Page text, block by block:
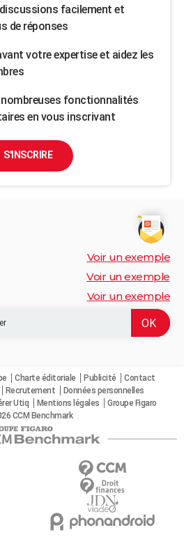
facilement et
de réponses
votre expertise et aidez les
fonctionnalités
en vous inscrivant
S'INSCRIRE
Voir un exemple
Voir un exemple
Voir un exemple
Charte éditoriale Publicité
Contact
Recrutement
Données personnelles
Utiq Mentions légales
Groupe Figaro
CCM Benchmark